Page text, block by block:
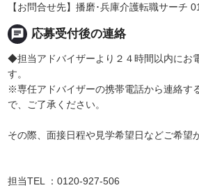
【お問合せ先】播磨･兵庫介護転職サーチ
chat 応募受付後の連絡
◆担当アドバイザーより２４時間以内にお
す。
※専任アドバイザーの携帯電話から連絡す
で、ご了承ください。
その際、面接日程や見学希望日などご希望
担当TEL ：0120-927-506